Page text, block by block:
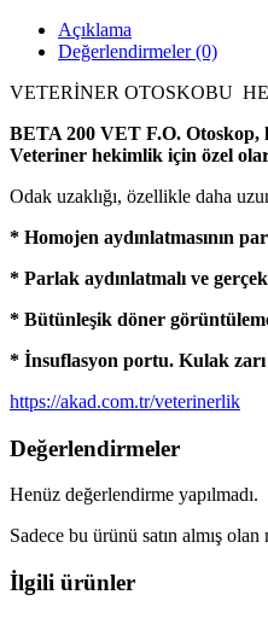
Açıklama
Değerlendirmeler (0)
VETERİNER OTOSKOBU
BETA 200 VET F.O. Otoskop,
Veteriner hekimlik için özel
Odak uzaklığı, özellikle daha
* Homojen aydınlatmasının
* Parlak aydınlatmalı ve
* Bütünleşik döner
* İnsuflasyon portu. Kulak
https://akad.com.tr/veterinerlik
Değerlendirmeler
Henüz değerlendirme yapılmadı.
Sadece bu ürünü satın almış
İlgili ürünler